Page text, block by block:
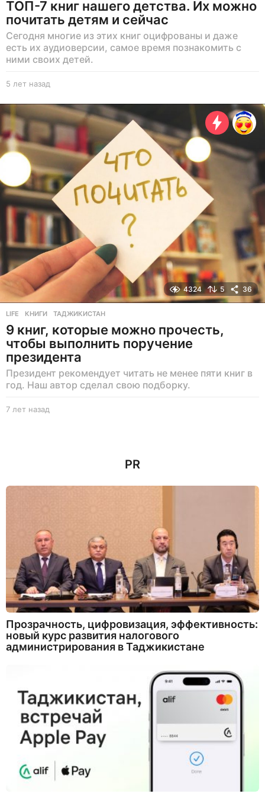
ТОП-7 книг нашего детства. Их можно
почитать детям и сейчас
Сегодня многие из этих книг оцифрованы и даже
есть их аудиоверсии, самое время познакомить с
ними своих детей.
5 лет назад
е
т
а
з
д
4324 5 36
LIFE КНИГИ ,ТАДЖИКИСТАН
9 книг, которые можно прочесть,
чтобы выполнить поручение
президента
Президент рекомендует читать не менее пяти книг в
год. Наш автор сделал свою подборку.
7 лет назад
а
PR
Прозрачность, цифровизация, эффективность:
новый курс развития налогового
администрирования в Таджикистане